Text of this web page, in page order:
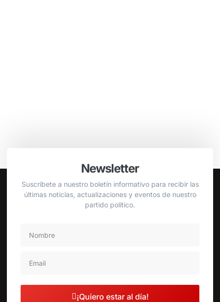
Newsletter
Suscríbete a nuestro boletín informativo para recibir las
últimas noticias, actualizaciones y eventos de nuestro
partido político.
¡Quiero estar al día!